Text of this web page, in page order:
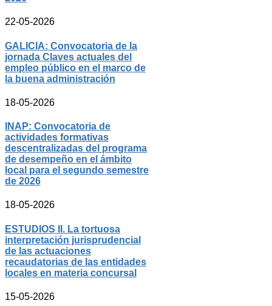
22-05-2026
GALICIA: Convocatoria de la
jornada Claves actuales del
empleo público en el marco de
la buena administración
18-05-2026
INAP: Convocatoria de
actividades formativas
descentralizadas del programa
de desempeño en el ámbito
local para el segundo semestre
de 2026
18-05-2026
ESTUDIOS II. La tortuosa
interpretación jurisprudencial
de las actuaciones
recaudatorias de las entidades
locales en materia concursal
15-05-2026